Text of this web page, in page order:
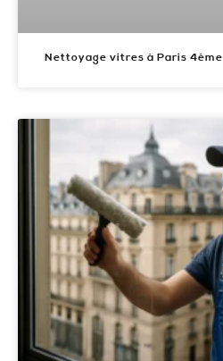
Nettoyage vitres à Paris 4ème